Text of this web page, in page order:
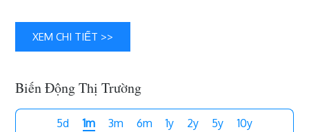
như
thế
nào?
XEM CHI TIẾT >>
Biến Động Thị Trường
5d 1m 3m 6m 1y 2y 5y 10y